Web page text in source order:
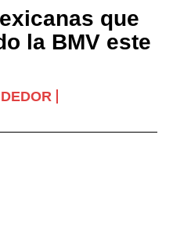
que
la BMV este